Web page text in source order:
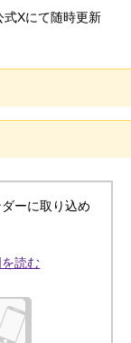
式Xにて随時更新
ーに取り込め
読む